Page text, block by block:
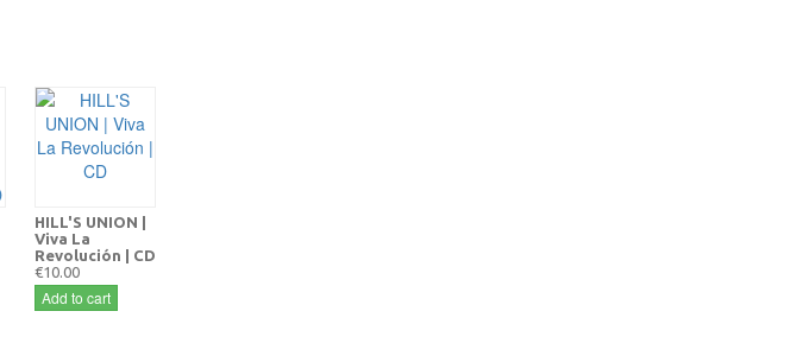
HILL'S UNION |
Viva La
Revolución | CD
€10.00
Add to cart